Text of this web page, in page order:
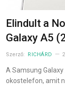
Elindult a
Galaxy A5
Szerző: RICHÁRD
A Samsung
okostelefon, amit